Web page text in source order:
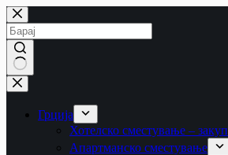
Skip
to
content
No
results
Грција
Хотелско сместување – закуп
Апартманско сместување